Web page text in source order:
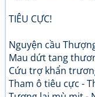
TIÊU CỰC!
Nguyện cầu
Mau dứt tang
Cứu trợ khẩn
Tham ô tiêu cực -